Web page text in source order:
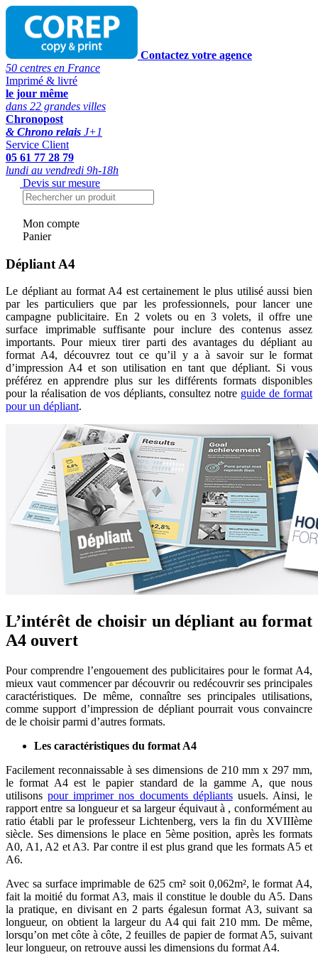
Contactez votre agence
50 centres en France
Imprimé & livré
le jour même
dans 22 grandes villes
Chronopost
& Chrono relais J+1
Service Client
05 61 77 28 79
lundi au vendredi 9h-18h
Devis sur mesure
Mon compte
Panier
Dépliant A4
Le dépliant au format A4 est certainement le plus utilisé aussi bien
par les particuliers que par les professionnels, pour lancer une
campagne publicitaire. En 2 volets ou en 3 volets, il offre une
surface imprimable suffisante pour inclure des contenus assez
importants. Pour mieux tirer parti des avantages du dépliant au
format A4, découvrez tout ce qu’il y a à savoir sur le format
d’impression A4 et son utilisation en tant que dépliant. Si vous
préférez en apprendre plus sur les différents formats disponibles
pour la réalisation de vos dépliants, consultez notre guide de format
pour un dépliant.
L’intérêt de choisir un dépliant au format
A4 ouvert
Pour comprendre l’engouement des publicitaires pour le format A4,
mieux vaut commencer par découvrir ou redécouvrir ses principales
caractéristiques. De même, connaître ses principales utilisations,
comme support d’impression de dépliant pourrait vous convaincre
de le choisir parmi d’autres formats.
Les caractéristiques du format A4
Facilement reconnaissable à ses dimensions de 210 mm x 297 mm,
le format A4 est le papier standard de la gamme A, que nous
utilisonspour imprimer nos documents dépliantsusuels. Ainsi, le
rapport entre sa longueur et sa largeur équivaut à , conformément au
ratio établi par le professeur Lichtenberg, vers la fin du XVIIIème
siècle. Ses dimensions le place en 5ème position, après les formats
A0, A1, A2 et A3. Par contre il est plus grand que les formats A5 et
A6.
Avec sa surface imprimable de 625 cm² soit 0,062m², le format A4,
fait la moitié du format A3, mais il constitue le double du A5. Dans
la pratique, en divisant en 2 parts égalesun format A3, suivant sa
longueur, on obtient la largeur du A4 qui fait 210 mm. De même,
lorsqu’on met côte à côte, 2 feuilles de papier de format A5, suivant
leur longueur, on retrouve aussi les dimensions du format A4.